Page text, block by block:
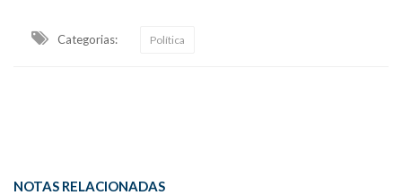
Categorias: Política
NOTAS RELACIONADAS